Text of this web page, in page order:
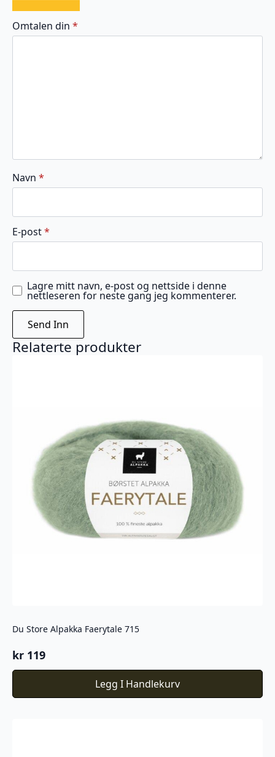
av
5
av
5
av
5
av
5
av
5
Omtalen din *
Navn *
E-post*
Lagre mitt navn, e-post og nettside i denne
nettleseren for neste gang jeg kommenterer.
Relaterte produkter
Du Store Alpakka Faerytale 715
kr 119
Legg I Handlekurv